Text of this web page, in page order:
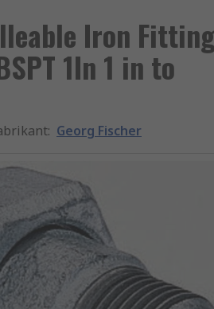
Iron
1In 1 in to
: Georg Fischer